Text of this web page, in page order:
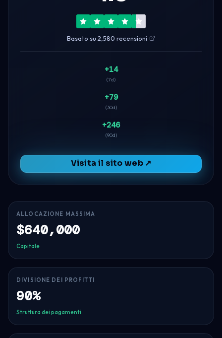
Basato su 2,580 recensioni
+14
(7d)
+79
(30d)
+246
(90d)
Visita il sito web ↗
ALLOCAZIONE MASSIMA
$640,000
Capitale
DIVISIONE DEI PROFITTI
90%
Struttura dei pagamenti